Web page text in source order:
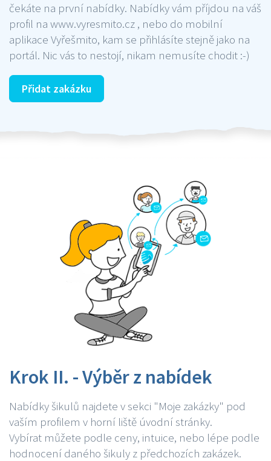
čekáte na první nabídky. Nabídky vám příjdou na váš
profil na www.vyresmito.cz , nebo do mobilní
aplikace Vyřešmito, kam se přihlásíte stejně jako na
portál. Nic vás to nestojí, nikam nemusíte chodit :-)
Přidat zakázku
Krok II. - Výběr z nabídek
Nabídky šikulů najdete v sekci "Moje zakázky" pod
vaším profilem v horní liště úvodní stránky.
Vybírat můžete podle ceny, intuice, nebo lépe podle
hodnocení daného šikuly z předchozích zakázek.